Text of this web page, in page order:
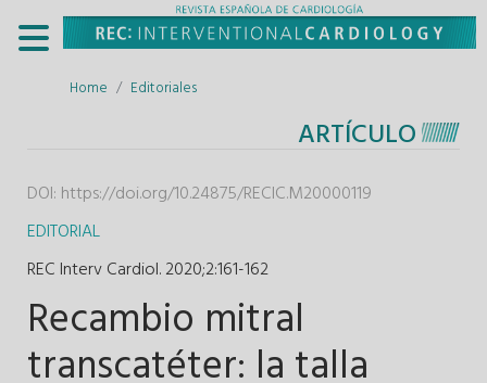
Home Editoriales
ARTÍCULO
DOI: https://doi.org/10.24875/RECIC.M20000119
EDITORIAL
REC Interv Cardiol. 2020;2:161-162
Recambio mitral
transcatéter: la talla